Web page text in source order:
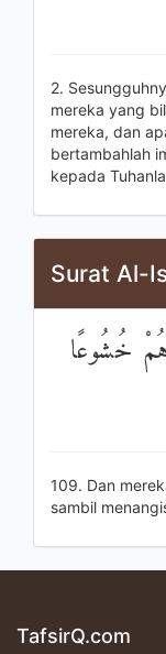
2.
mereka yang
mereka, dan
bertambahlah
kepada
Surat Al-
خُشُوعًا
109. Dan
sambil
TafsirQ.com